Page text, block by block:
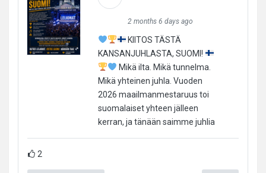
2 months 6 days ago
KIITOS TÄSTÄ
KANSANJUHLASTA, SUOMI!
Mikä ilta. Mikä tunnelma.
Mikä yhteinen juhla. Vuoden
2026 maailmanmestaruus toi
suomalaiset yhteen jälleen
kerran, ja tänään saimme juhlia
2